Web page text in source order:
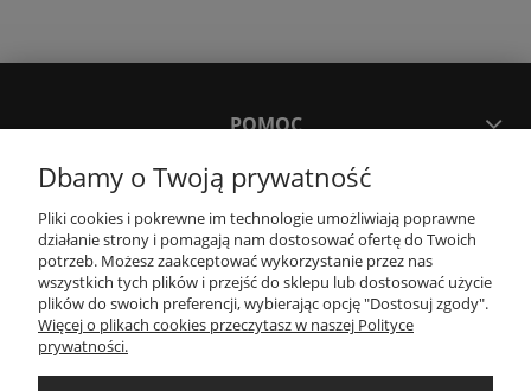
POMOC
MOJE KONTO
PŁATNOŚCI I DOSTAWA
KONTAKT
Dbamy o Twoją prywatność
Pliki cookies i pokrewne im technologie umożliwiają poprawne
działanie strony i pomagają nam dostosować ofertę do Twoich
potrzeb. Możesz zaakceptować wykorzystanie przez nas
wszystkich tych plików i przejść do sklepu lub dostosować użycie
plików do swoich preferencji, wybierając opcję "Dostosuj zgody".
Więcej o plikach cookies przeczytasz w naszej Polityce
prywatności.